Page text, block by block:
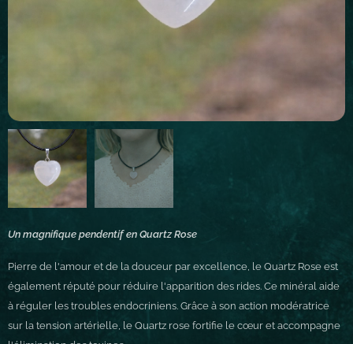
Un magnifique pendentif en Quartz Rose
Pierre de l'amour et de la douceur par excellence, le Quartz Rose est
également réputé pour réduire l'apparition des rides. Ce minéral aide
à réguler les troubles endocriniens. Grâce à son action modératrice
sur la tension artérielle, le Quartz rose fortifie le cœur et accompagne